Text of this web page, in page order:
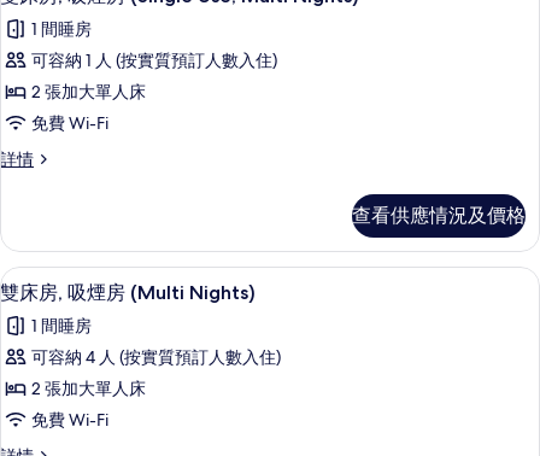
(Multi
Nights)
的
相
片
Nights)
詳
入
所
有
雙
房,
煙
房
(Single
Use,
Multi
Nights)
的
1 間睡房
可容納 1 人 (按實質預訂人數入住)
2 張加大單人床
免費 Wi-Fi
詳情
雙
煙
房
(Single
Multi
Nights)
情
查看供應情況及價格
載
入
所
有
雙
4
雙床房, 吸煙房 (Multi Nights)
1 間睡房
可容納 4 人 (按實質預訂人數入住)
2 張加大單人床
免費 Wi-Fi